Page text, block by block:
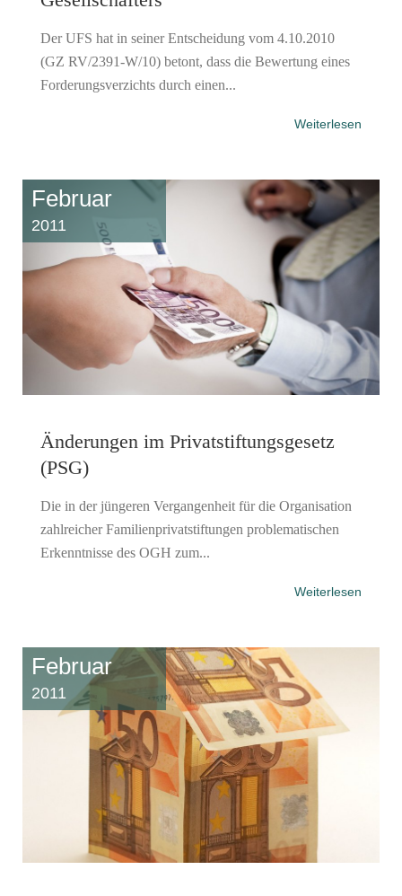
Der UFS hat in seiner Entscheidung vom 4.10.2010
(GZ RV/2391-W/10) betont, dass die Bewertung eines
Forderungsverzichts durch einen...
Weiterlesen
Februar
2011
Änderungen im Privatstiftungsgesetz
(PSG)
Die in der jüngeren Vergangenheit für die Organisation
zahlreicher Familienprivatstiftungen problematischen
Erkenntnisse des OGH zum...
Weiterlesen
Februar
2011